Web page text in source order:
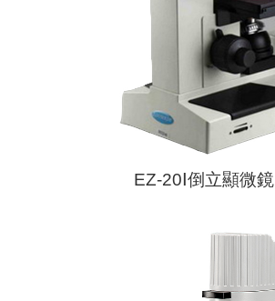
EZ-20Ⅰ倒立顯微鏡